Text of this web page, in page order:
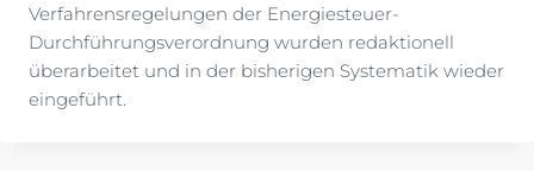
Verfahrensregelungen der Energiesteuer-
Durchführungsverordnung wurden redaktionell
überarbeitet und in der bisherigen Systematik wieder
eingeführt.